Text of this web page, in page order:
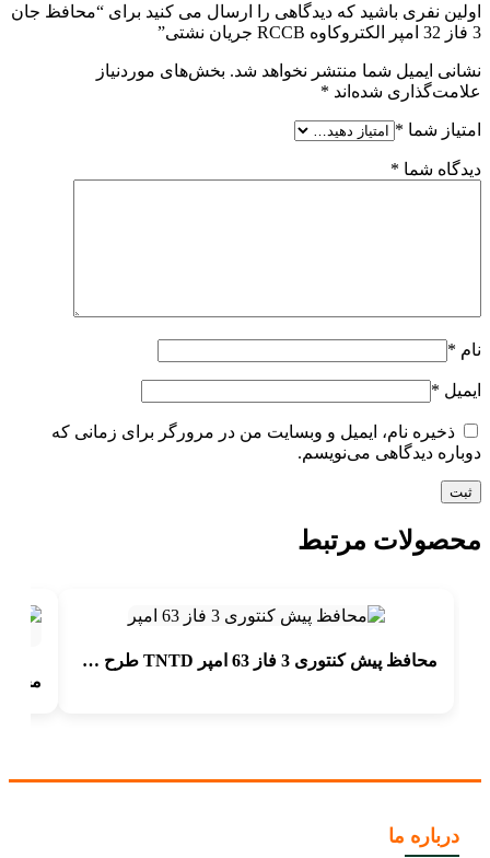
اولین نفری باشید که دیدگاهی را ارسال می کنید برای “محافظ جان
3 فاز 32 امپر الكتروكاوه RCCB جريان نشتی”
نشانی ایمیل شما منتشر نخواهد شد. بخش‌های موردنیاز
علامت‌گذاری شده‌اند *
امتیاز شما *
دیدگاه شما *
نام *
ایمیل *
ذخیره نام، ایمیل و وبسایت من در مرورگر برای زمانی که
دوباره دیدگاهی می‌نویسم.
محصولات مرتبط
محافظ پیش کنتوری 3 فاز 63 امپر TNTD طرح فیوز مینیاتوری
درباره ما